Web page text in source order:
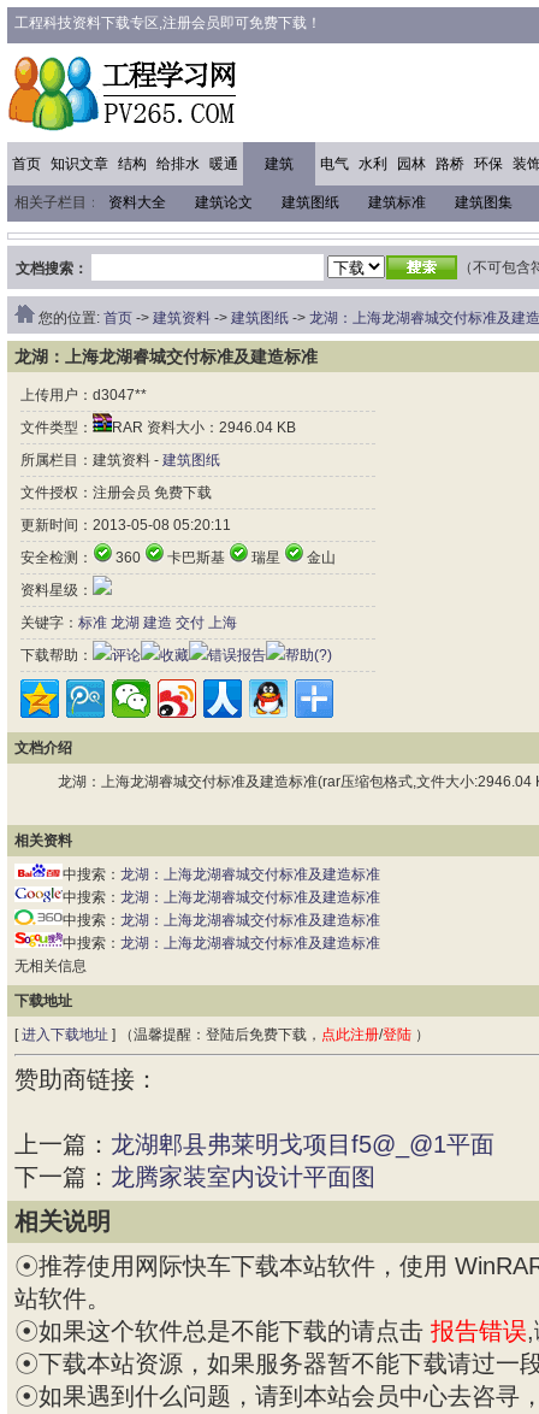
工程科技资料下载专区,注册会员即可免费下载！
首页 知识文章 结构 给排水 暖通 建筑 电气 水利 园林 路桥 环保 装
相关子栏目： 资料大全 建筑论文 建筑图纸 建筑标准 建筑图集
文档搜索： （不可包含
您的位置: 首页 -> 建筑资料 -> 建筑图纸 -> 龙湖：上海龙湖睿城交付标准及建
龙湖：上海龙湖睿城交付标准及建造标准
上传用户：d3047**
文件类型：
RAR 资料大小：2946.04 KB
所属栏目：建筑资料 - 建筑图纸
文件授权：注册会员 免费下载
更新时间：2013-05-08 05:20:11
安全检测：
360 卡巴斯基 瑞星
金山
资料星级：
关键字： 标准 龙湖 建造 交付 上海
下载帮助：
评论 收藏 错误报告 帮助(?)
文档介绍
龙湖：上海龙湖睿城交付标准及建造标准(rar压缩包格式,文件大小:2946.04
相关资料
中搜索： 龙湖：上海龙湖睿城交付标准及建造标准
中搜索： 龙湖：上海龙湖睿城交付标准及建造标准
中搜索： 龙湖：上海龙湖睿城交付标准及建造标准
中搜索： 龙湖：上海龙湖睿城交付标准及建造标准
无相关信息
下载地址
[进入下载地址 ] （温馨提醒：登陆后免费下载， 点此注册/登陆 ）
赞助商链接：
上一篇： 龙湖郫县弗莱明戈项目f5@_@1平面
下一篇： 龙腾家装室内设计平面图
相关说明
☉推荐使用网际快车下载本站软件，使用
站软件。
☉如果这个软件总是不能下载的请点击 报告错误
☉下载本站资源，如果服务器暂不能下载请过一
☉如果遇到什么问题，请到本站会员中心去咨寻